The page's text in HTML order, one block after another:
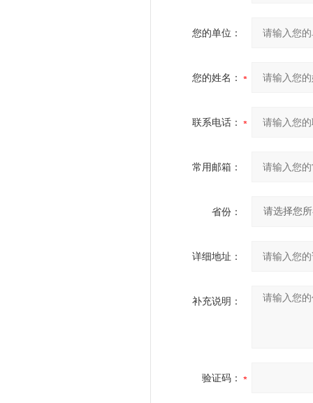
您的单位：
您的姓名：
联系电话：
常用邮箱：
省份：
详细地址：
补充说明：
验证码：